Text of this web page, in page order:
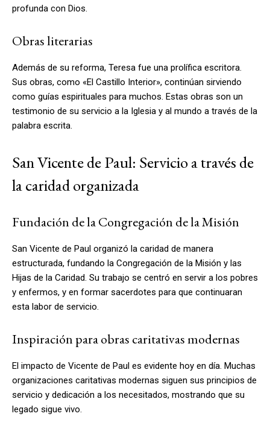
profunda con Dios.
Obras literarias
Además de su reforma, Teresa fue una prolífica escritora.
Sus obras, como «El Castillo Interior», continúan sirviendo
como guías espirituales para muchos. Estas obras son un
testimonio de su servicio a la Iglesia y al mundo a través de la
palabra escrita.
San Vicente de Paul: Servicio a través de
la caridad organizada
Fundación de la Congregación de la Misión
San Vicente de Paul organizó la caridad de manera
estructurada, fundando la Congregación de la Misión y las
Hijas de la Caridad. Su trabajo se centró en servir a los pobres
y enfermos, y en formar sacerdotes para que continuaran
esta labor de servicio.
Inspiración para obras caritativas modernas
El impacto de Vicente de Paul es evidente hoy en día. Muchas
organizaciones caritativas modernas siguen sus principios de
servicio y dedicación a los necesitados, mostrando que su
legado sigue vivo.